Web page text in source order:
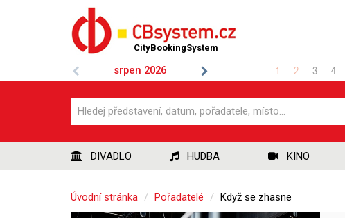
CityBookingSystem
srpen 2026 1 2 3 4
DIVADLO HUDBA KINO
Úvodní stránka Pořadatelé Když se zhasne